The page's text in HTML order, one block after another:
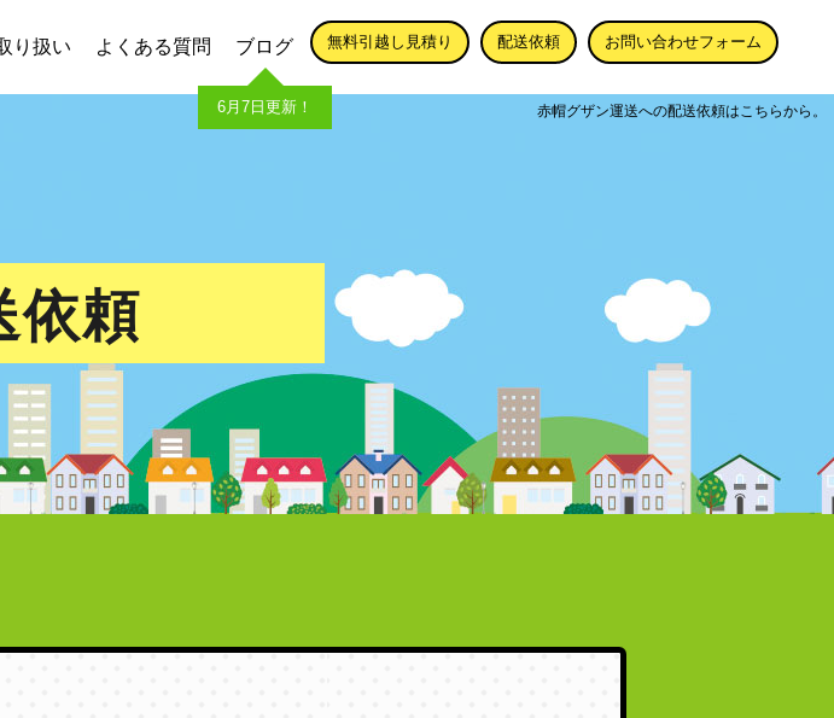
り扱い よくある質問 ブログ
6月7日更新！
無料引越し見積り 配送依頼 お問い合わせフォーム
赤帽グザン運送への配送依頼はこちらから。
依頼